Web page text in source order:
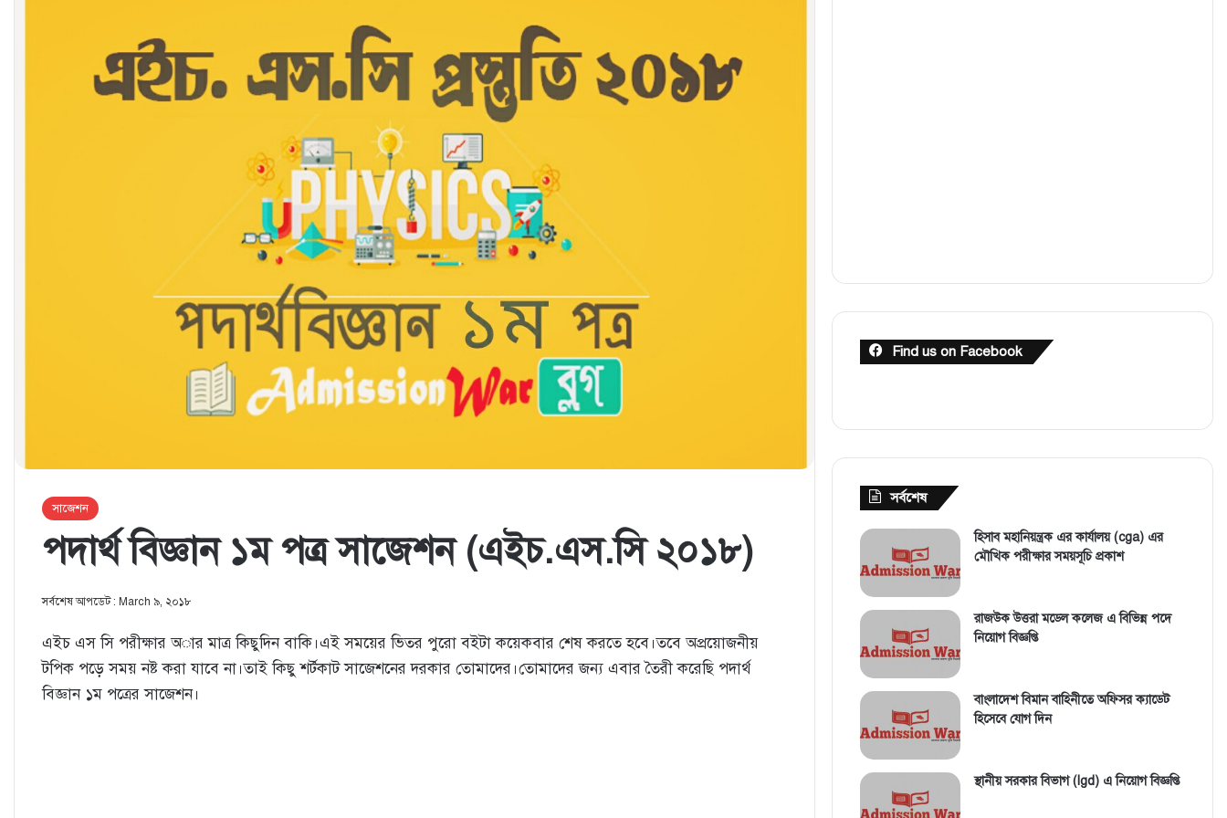
সাজেশন
পদার্থ বিজ্ঞান ১ম পত্র সাজেশন (এইচ.এস.সি ২০১৮)
সর্বশেষ আপডেট : March ৯, ২০১৮
এইচ এস সি পরীক্ষার অার মাত্র কিছুদিন বাকি।এই সময়ের ভিতর পুরো বইটা কয়েকবার শেষ করতে হবে।তবে অপ্রয়োজনীয়
টপিক পড়ে সময় নষ্ট করা যাবে না।তাই কিছু শর্টকাট সাজেশনের দরকার তোমাদের।তোমাদের জন্য এবার তৈরী করেছি পদার্থ
বিজ্ঞান ১ম পত্রের সাজেশন।
Find us on Facebook
সর্বশেষ
হিসাব মহানিয়ন্ত্রক এর কার্যালয় (cga) এর
মৌখিক পরীক্ষার সময়সূচি প্রকাশ
রাজউক উত্তরা মডেল কলেজ এ বিভিন্ন পদে
নিয়োগ বিজ্ঞপ্তি
বাংলাদেশ বিমান বাহিনীতে অফিসর ক্যাডেট
হিসেবে যোগ দিন
স্থানীয় সরকার বিভাগ (lgd) এ নিয়োগ বিজ্ঞপ্তি